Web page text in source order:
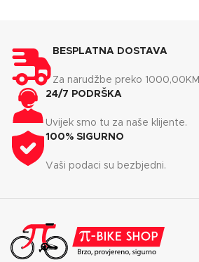
BESPLATNA DOSTAVA
Za narudžbe preko 1000,00KM
24/7 PODRŠKA
Uvijek smo tu za naše klijente.
100% SIGURNO
Vaši podaci su bezbjedni.